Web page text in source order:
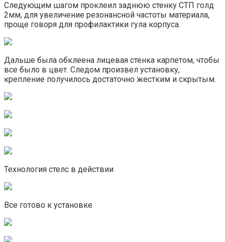
Следующим шагом проклеил заднюю стенку СТП голд
2мм, для увеличение резонансной частоты материала,
проще говоря для профилактики гула корпуса.
Дальше была обклеена лицевая стенка карпетом, чтобы
все было в цвет. Следом произвел установку,
крепление получилось достаточно жестким и скрытым.
Технология стелс в действии
Все готово к установке